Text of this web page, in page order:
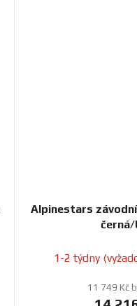
Alpinestars
1-2 týdny
11 749 Kč